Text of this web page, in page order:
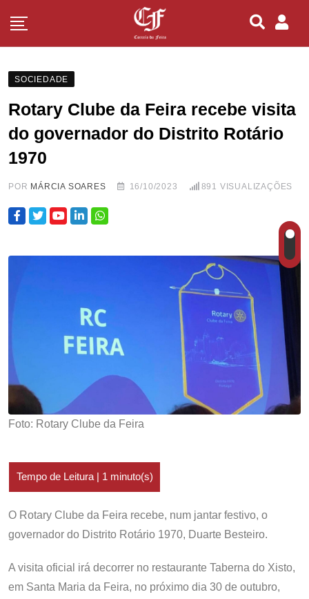
SOCIEDADE
Rotary Clube da Feira recebe visita
do governador do Distrito Rotário
1970
POR MÁRCIA SOARES 16/10/2023 891 VISUALIZAÇÕES
Foto: Rotary Clube da Feira
O Rotary Clube da Feira recebe, num jantar festivo, o
governador do Distrito Rotário 1970, Duarte Besteiro.
A visita oficial irá decorrer no restaurante Taberna do Xisto,
em Santa Maria da Feira, no próximo dia 30 de outubro,